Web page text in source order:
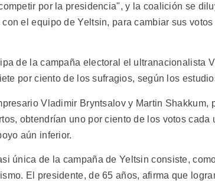
por la presidencia", y la coalición se
el equipo de Yeltsin, para cambiar sus
de la campaña electoral el ultranacionalista
por ciento de los sufragios, según los
Vladimir Bryntsalov y Martin Shakkum,
obtendrían uno por ciento de los votos
aún inferior.
única de la campaña de Yeltsin consiste,
El presidente, de 65 años, afirma que